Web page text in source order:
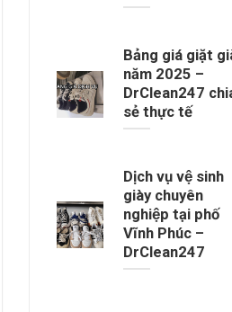
Bảng giá giặt
năm 2025 –
DrClean247
sẻ thực tế
Dịch vụ vệ sinh
giày chuyên
nghiệp tại phố
Vĩnh Phúc –
DrClean247